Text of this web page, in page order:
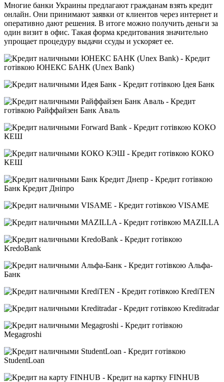
Многие банки Украины предлагают гражданам взять кредит
онлайн. Они принимают заявки от клиентов через интернет и
оперативно дают решения. В итоге можно получить деньги за
один визит в офис. Такая форма кредитования значительно
упрощает процедуру выдачи ссуды и ускоряет ее.